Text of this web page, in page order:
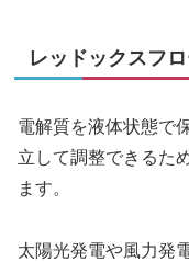
レッドックスフ
電解質を液体状態で
立して調整できるた
ます。
太陽光発電や風力発